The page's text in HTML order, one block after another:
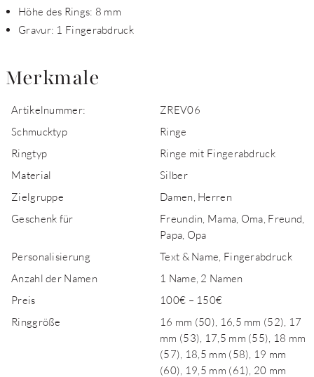
Höhe des Rings: 8 mm
Gravur: 1 Fingerabdruck
Merkmale
Artikelnummer:
ZREV06
Schmucktyp
Ringe
Ringtyp
Ringe mit Fingerabdruck
Material
Silber
Zielgruppe
Damen, Herren
Geschenk für
Freundin, Mama, Oma, Freund,
Papa, Opa
Personalisierung
Text & Name, Fingerabdruck
Anzahl der Namen
1 Name, 2 Namen
Preis
100€ – 150€
Ringgröße
16 mm (50), 16,5 mm (52), 17
mm (53), 17,5 mm (55), 18 mm
(57), 18,5 mm (58), 19 mm
(60), 19,5 mm (61), 20 mm